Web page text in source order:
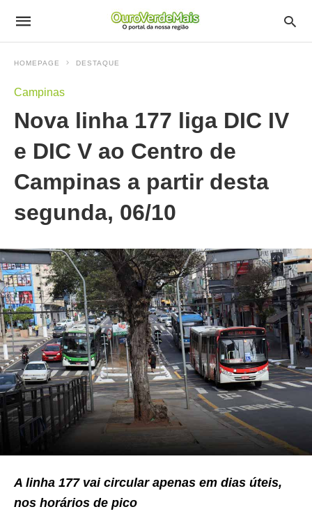
HOMEPAGE DESTAQUE
Campinas
Nova linha 177 liga DIC IV
e DIC V ao Centro de
Campinas a partir desta
segunda, 06/10
A linha 177 vai circular apenas em dias úteis,
nos horários de pico